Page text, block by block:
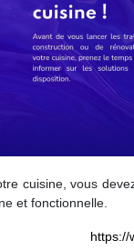
cuisine, vous
et fonctionnelle.
https://